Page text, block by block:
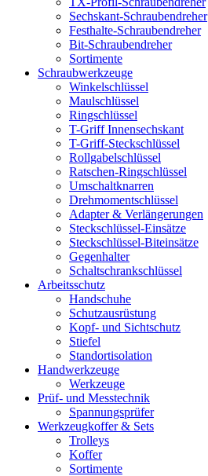
Sechskant-Schraubendreher
Festhalte-Schraubendreher
Bit-Schraubendreher
Sortimente
Schraubwerkzeuge
Winkelschlüssel
Maulschlüssel
Ringschlüssel
T-Griff Innensechskant
T-Griff-Steckschlüssel
Rollgabelschlüssel
Ratschen-Ringschlüssel
Umschaltknarren
Drehmomentschlüssel
Adapter & Verlängerungen
Steckschlüssel-Einsätze
Steckschlüssel-Biteinsätze
Gegenhalter
Schaltschrankschlüssel
Arbeitsschutz
Handschuhe
Schutzausrüstung
Kopf- und Sichtschutz
Stiefel
Standortisolation
Handwerkzeuge
Werkzeuge
Prüf- und Messtechnik
Spannungsprüfer
Werkzeugkoffer & Sets
Trolleys
Koffer
Sortimente